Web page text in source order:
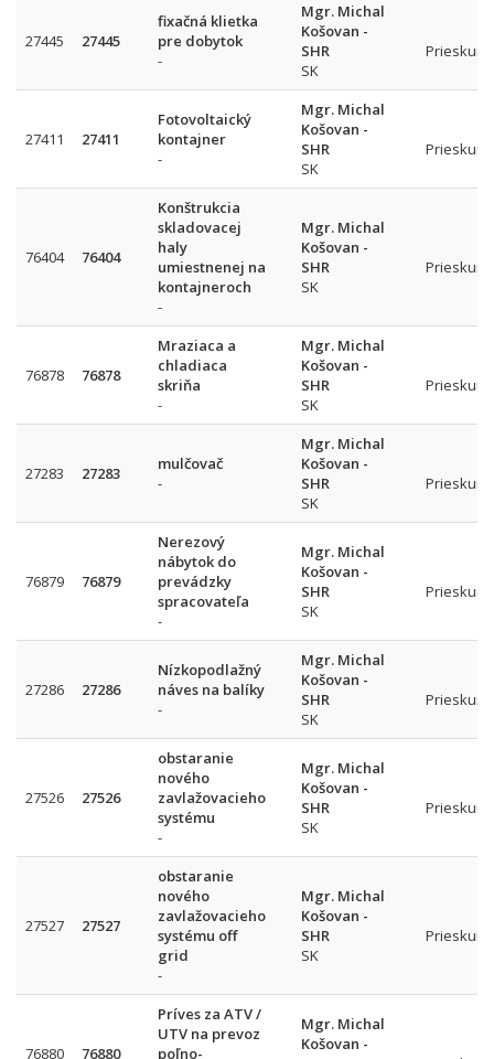
27445 27445
fixačná klietka
pre dobytok
-
Mgr. Michal
Košovan -
SHR
SK
Prieskum
27411 27411
Fotovoltaický
kontajner
-
Mgr. Michal
Košovan -
SHR
SK
Prieskum
76404 76404
Konštrukcia
skladovacej
haly
umiestnenej na
kontajneroch
-
Mgr. Michal
Košovan -
SHR
SK
Prieskum
76878 76878
Mraziaca a
chladiaca
skriňa
-
Mgr. Michal
Košovan -
SHR
SK
Prieskum
27283 27283
mulčovač
-
Mgr. Michal
Košovan -
SHR
SK
Prieskum
76879 76879
Nerezový
nábytok do
prevádzky
spracovateľa
-
Mgr. Michal
Košovan -
SHR
SK
Prieskum
27286 27286
Nízkopodlažný
náves na balíky
-
Mgr. Michal
Košovan -
SHR
SK
Prieskum
27526 27526
obstaranie
nového
zavlažovacieho
systému
-
Mgr. Michal
Košovan -
SHR
SK
Prieskum
27527 27527
obstaranie
nového
zavlažovacieho
systému off
grid
-
Mgr. Michal
Košovan -
SHR
SK
Prieskum
76880 76880
Príves za ATV /
UTV na prevoz
poľno-
Mgr. Michal
Košovan -